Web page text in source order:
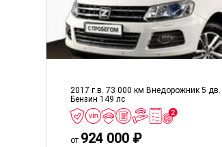
2017 г.в. 73 000 км Внедорожник 5 дв.
Бензин 149 лс
от 924 000 ₽